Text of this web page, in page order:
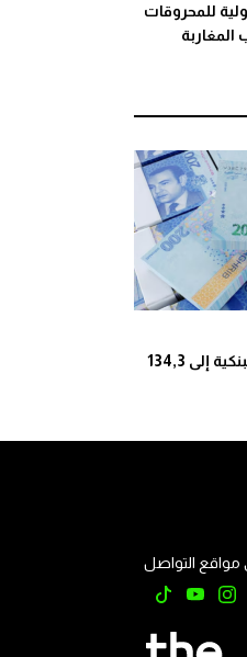
للمحروقات
مركز: تراجع عجز السيولة البنكية إلى 134,3
مواقع التواصل